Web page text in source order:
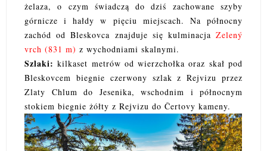
żelaza, o czym świadczą do dziś zachowane szyby
górnicze i hałdy w pięciu miejscach. Na północny
zachód od Bleskovca znajduje się kulminacja Zelený
vrch (831 m) z wychodniami skalnymi.
Szlaki: kilkaset metrów od wierzchołka oraz skał pod
Bleskovcem biegnie czerwony szlak z Rejvizu przez
Zlaty Chlum do Jesenika, wschodnim i północnym
stokiem biegnie żółty z Rejvizu do Čertovy kameny.